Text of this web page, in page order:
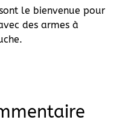
le bienvenue pour
des armes à